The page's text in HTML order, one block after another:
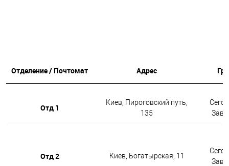
Отделение / Почтомат Адрес
Отд 1
Киев, Пироговский путь,
135
Отд 2 Киев, Богатырская, 11